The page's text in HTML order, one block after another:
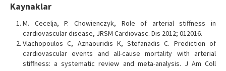
Kaynaklar
M. Cecelja, P. Chowienczyk, Role of arterial stiffness in
cardiovascular disease, JRSM Cardiovasc. Dis 2012; 012016.
Vlachopoulos C, Aznaouridis K, Stefanadis C. Prediction of
cardiovascular events and all-cause mortality with arterial
stiffness: a systematic review and meta-analysis. J Am Coll